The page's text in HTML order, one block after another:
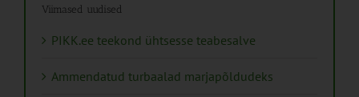
Viimased uudised
PIKK.ee teekond ühtsesse teabesalve
Ammendatud turbaalad marjapõldudeks